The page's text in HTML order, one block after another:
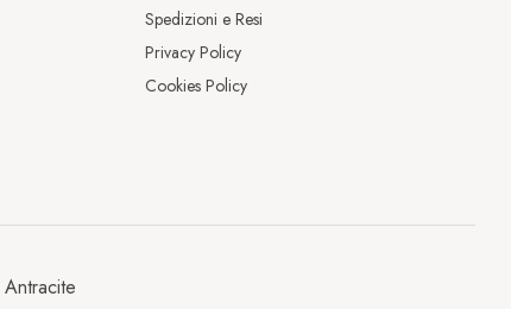
Spedizioni e Resi
Privacy Policy
Cookies Policy
Antracite